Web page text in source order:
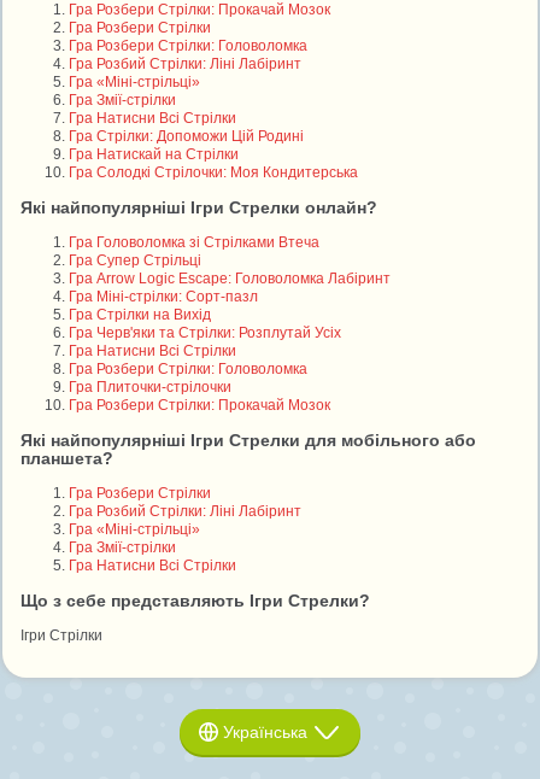
Гра Розбери Стрілки: Прокачай Мозок
Гра Розбери Стрілки
Гра Розбери Стрілки: Головоломка
Гра Розбий Стрілки: Ліні Лабіринт
Гра «Міні-стрільці»
Гра Змії-стрілки
Гра Натисни Всі Стрілки
Гра Стрілки: Допоможи Цій Родині
Гра Натискай на Стрілки
Гра Солодкі Стрілочки: Моя Кондитерська
Які найпопулярніші Ігри Стрелки онлайн?
Гра Головоломка зі Стрілками Втеча
Гра Супер Стрільці
Гра Arrow Logic Escape: Головоломка Лабіринт
Гра Міні-стрілки: Сорт-пазл
Гра Стрілки на Вихід
Гра Черв'яки та Стрілки: Розплутай Усіх
Гра Натисни Всі Стрілки
Гра Розбери Стрілки: Головоломка
Гра Плиточки-стрілочки
Гра Розбери Стрілки: Прокачай Мозок
Які найпопулярніші Ігри Стрелки для мобільного або
планшета?
Гра Розбери Стрілки
Гра Розбий Стрілки: Ліні Лабіринт
Гра «Міні-стрільці»
Гра Змії-стрілки
Гра Натисни Всі Стрілки
Що з себе представляють Ігри Стрелки?
Ігри Стрілки
Українська